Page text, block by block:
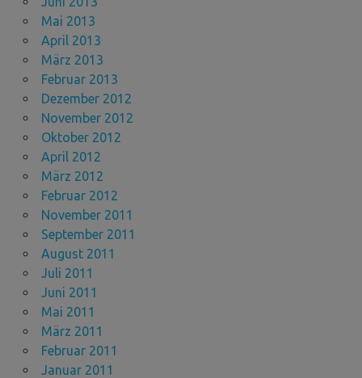
Mai 2013
April 2013
März 2013
Februar 2013
Dezember 2012
November 2012
Oktober 2012
April 2012
März 2012
Februar 2012
November 2011
September 2011
August 2011
Juli 2011
Juni 2011
Mai 2011
März 2011
Februar 2011
Januar 2011